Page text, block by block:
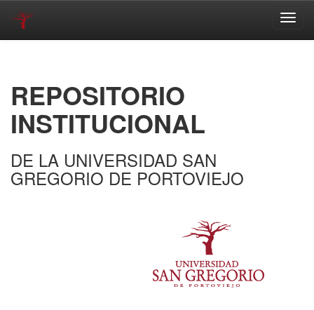
REPOSITORIO
INSTITUCIONAL
DE LA UNIVERSIDAD SAN
GREGORIO DE PORTOVIEJO